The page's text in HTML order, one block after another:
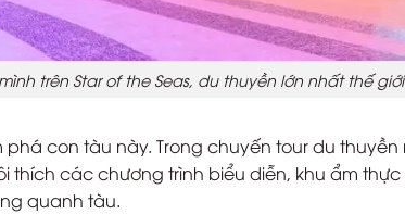
trên Star of the Seas, du thuyền lớn nhất thế giới
con tàu này. Trong chuyến tour du thuyền
thích các chương trình biểu diễn, khu ẩm thực
quanh tàu.